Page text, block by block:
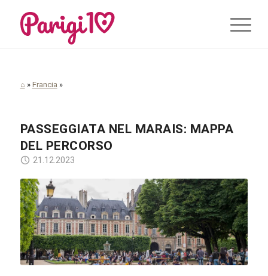
⌂ » Francia »
PASSEGGIATA NEL MARAIS: MAPPA
DEL PERCORSO
21.12.2023
R Boed / flickr.com / CC BY 2.0